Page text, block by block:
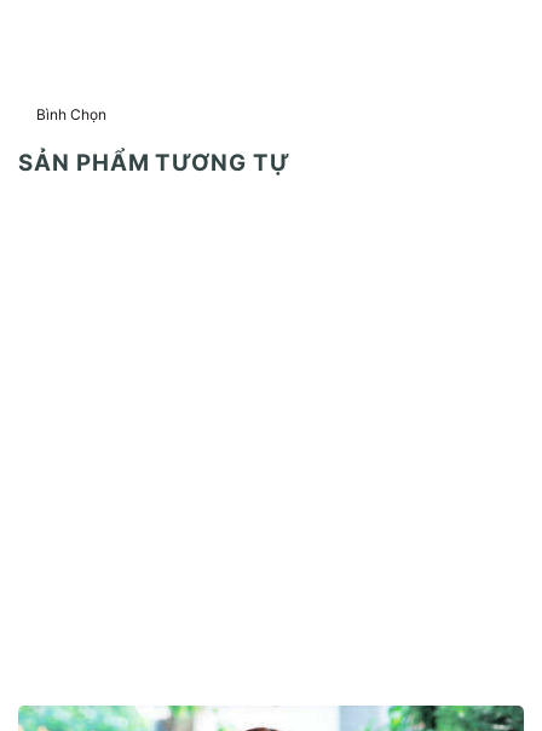
Bình Chọn
SẢN PHẨM TƯƠNG TỰ